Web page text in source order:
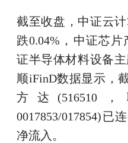
截至收盘，中证云
跌0.04%，中证芯
证半导体材料设备
顺iFinD数据显示，
方达(516510
0017853/017854)已
净流入。